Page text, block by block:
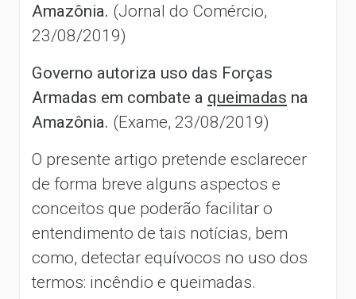
Amazônia. (Jornal do Comércio,
23/08/2019)
Governo autoriza uso das Forças
Armadas em combate a queimadas na
Amazônia. (Exame, 23/08/2019)
O presente artigo pretende esclarecer
de forma breve alguns aspectos e
conceitos que poderão facilitar o
entendimento de tais notícias, bem
como, detectar equívocos no uso dos
termos: incêndio e queimadas.